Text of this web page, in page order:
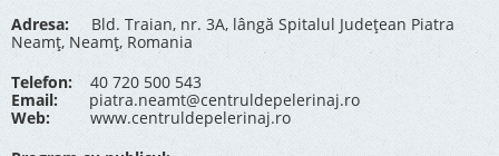
Adresa: Bld. Traian, nr. 3A, lângă Spitalul Județean Piatra
Neamț, Neamț, Romania
Telefon:40 720 500 543
Email:
piatra.neamt@centruldepelerinaj.ro
Web:
www.centruldepelerinaj.ro